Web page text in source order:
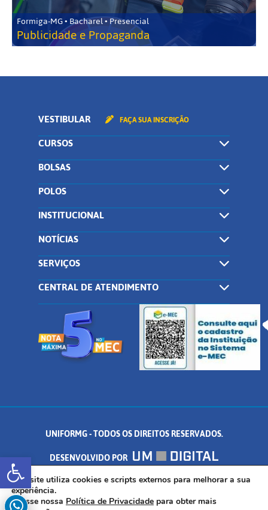
Abrir a barra de ferramentas
Formiga-MG • Bacharel • Presencial
Publicidade e Propaganda
VESTIBULAR FAÇA SUA INSCRIÇÃO
CURSOS
BOLSAS
POLOS
INSTITUCIONAL
NOTÍCIAS
SERVIÇOS
CENTRAL DE ATENDIMENTO
UNIFORMG - TODOS OS DIREITOS RESERVADOS.
DESENVOLVIDO POR
AV. DR. ARNALDO DE SENNA, 328 - PALMEIRAS, FORMIGA/MG - CEP:
35.574.530
Este site utiliza cookies e scripts externos para melhorar a sua
experiência.
Acesse nossa Política de Privacidade para obter mais